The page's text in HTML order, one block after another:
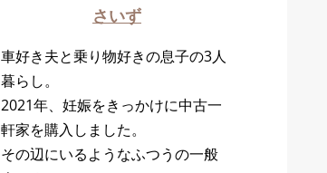
さいず
車好き夫と乗り物好きの息子の3人
暮らし。
2021年、妊娠をきっかけに中古一
軒家を購入しました。
その辺にいるようなふつうの一般